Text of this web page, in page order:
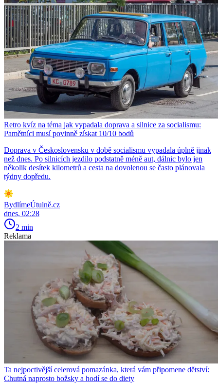
Retro kvíz na téma jak vypadala doprava a silnice za socialismu:
Pamětníci musí povinně získat 10/10 bodů
Doprava v Československu v době socialismu vypadala úplně jinak
než dnes. Po silnicích jezdilo podstatně méně aut, dálnic bylo jen
několik desítek kilometrů a cesta na dovolenou se často plánovala
týdny dopředu.
BydlímeÚtulně.cz
dnes, 02:28
2 min
Reklama
Ta nejpoctivější celerová pomazánka, která vám připomene dětství:
Chutná naprosto božsky a hodí se do diety